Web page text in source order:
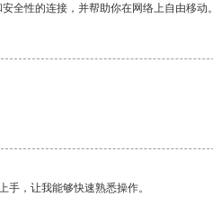
全性的连接，并帮助你在网络上自由移动。
，让我能够快速熟悉操作。